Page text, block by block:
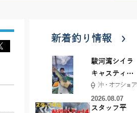
新着釣り情報
駿河湾シイラ
キャスティン
グ行ってきま
した！
沖・オフショア
2026.08.07
スタッフ平